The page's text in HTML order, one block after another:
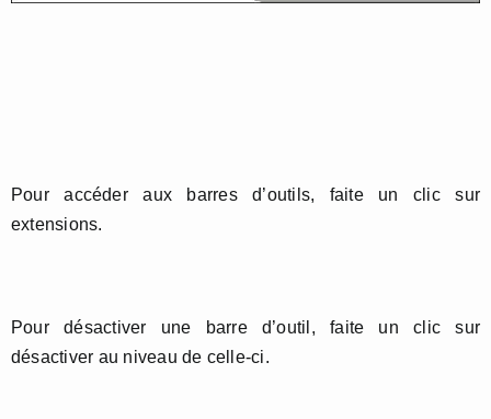
Pour accéder aux barres d’outils, faite un clic sur
extensions.
Pour désactiver une barre d’outil, faite un clic sur
désactiver au niveau de celle-ci.